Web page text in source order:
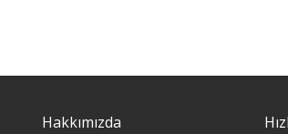
Hakkımızda